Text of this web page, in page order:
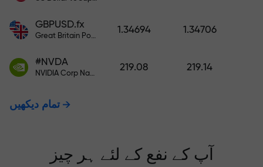
GBPUSD.fx
Great Britain Pound vs US Dollar
1.34694 1.34706
#NVDA
NVIDIA Corp Nasdaq Stock Exchange (Nasdaq) USD
219.08 219.14
تمام دیکھیں
آپ کے نفع کے لئے ہر چیز